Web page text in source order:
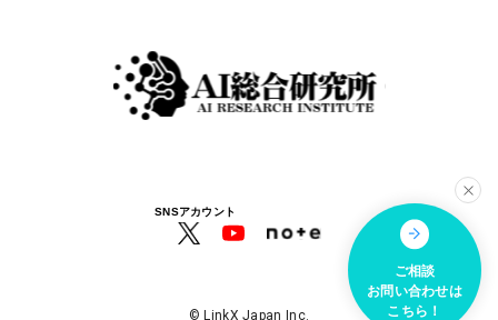
ご相談
お問い合わせは
こちら！
SNSアカウント
© LinkX Japan Inc.